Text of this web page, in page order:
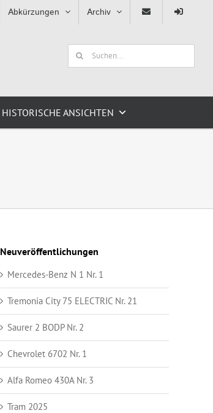
Abkürzungen Archiv
Suche
nach:
HISTORISCHE ANSICHTEN
Neuveröffentlichungen
Mercedes-Benz N 1 Nr. 1
Tremonia City 75 ELECTRIC Nr. 21
Saurer 2 BODP Nr. 2
Chevrolet 6702 Nr. 1
Alfa Romeo 430A Nr. 3
Tram 2025